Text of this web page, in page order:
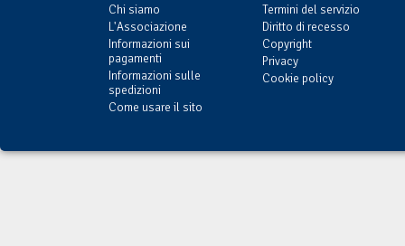
Chi siamo
L'Associazione
Informazioni sui
pagamenti
Informazioni sulle
spedizioni
Come usare il sito
Termini del servizio
Diritto di recesso
Copyright
Privacy
Cookie policy